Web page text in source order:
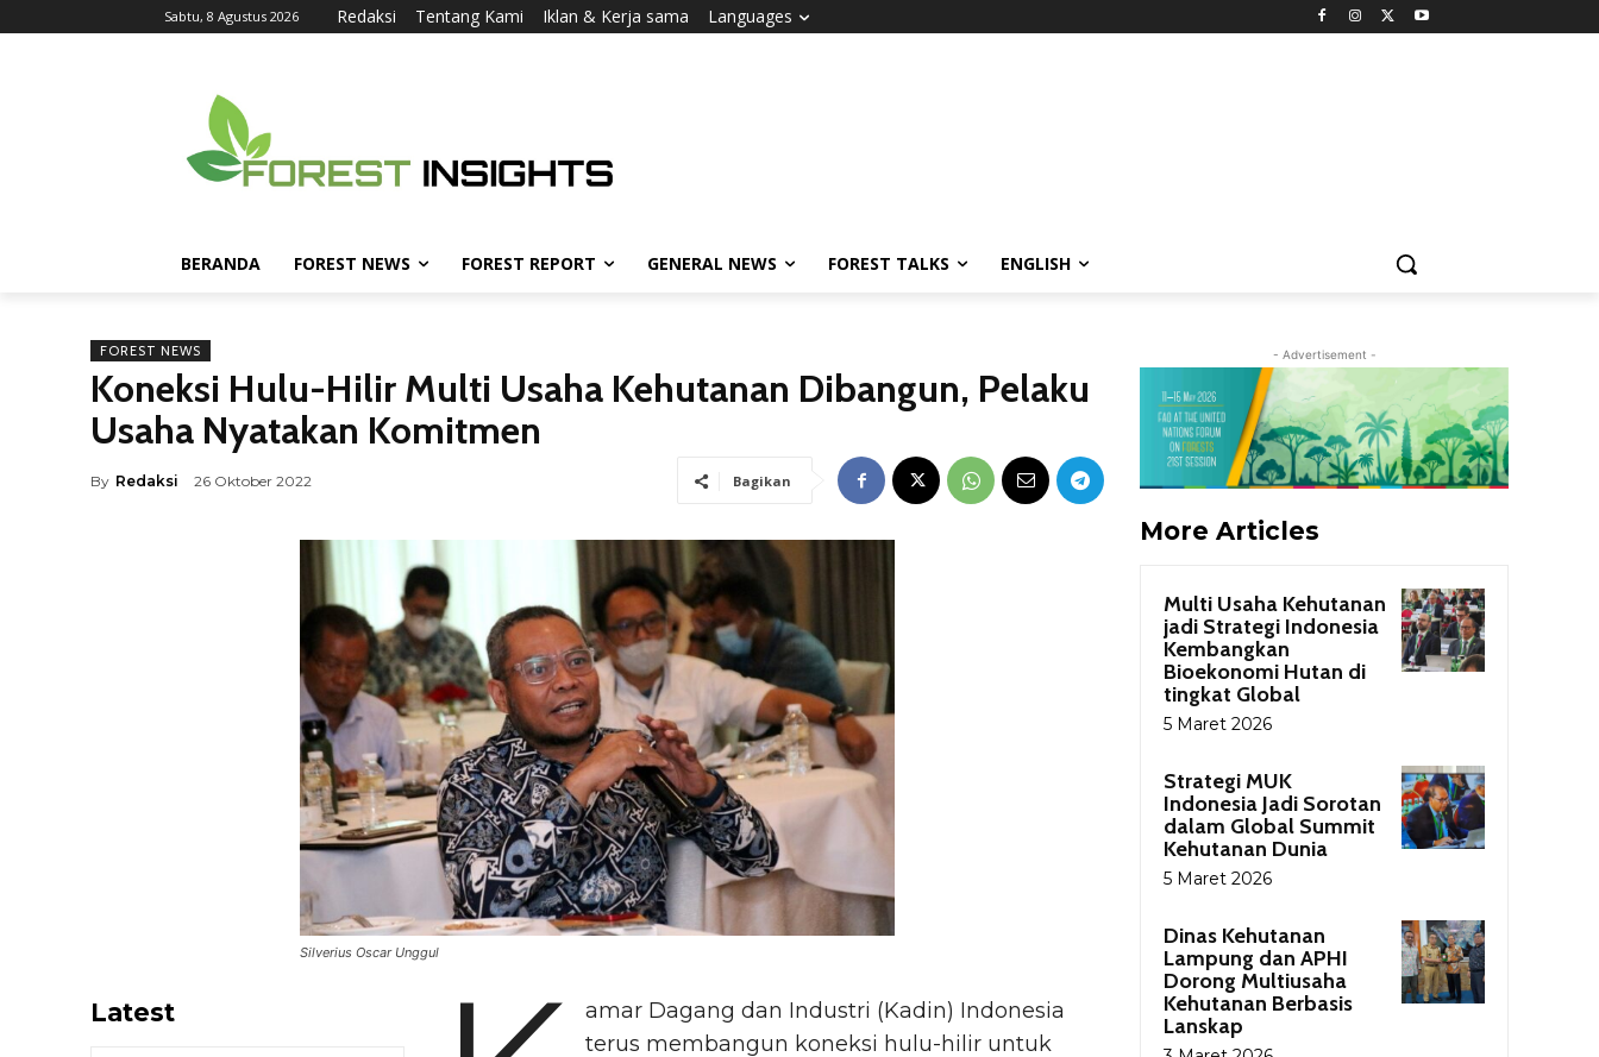
Sabtu, 8 Agustus 2026 Redaksi Tentang Kami Iklan & Kerja sama Languages
BERANDA FOREST NEWS FOREST REPORT GENERAL NEWS FOREST TALKS ENGLISH
FOREST NEWS
Koneksi Hulu-Hilir Multi Usaha Kehutanan Dibangun, Pelaku
Usaha Nyatakan Komitmen
By Redaksi 26 Oktober 2022 Bagikan
Silverius Oscar Unggul
Latest
amar Dagang dan Industri (Kadin) Indonesia
terus membangun koneksi hulu-hilir untuk
- Advertisement -
More Articles
Multi Usaha Kehutanan
jadi Strategi Indonesia
Kembangkan
Bioekonomi Hutan di
tingkat Global
5 Maret 2026
Strategi MUK
Indonesia Jadi Sorotan
dalam Global Summit
Kehutanan Dunia
5 Maret 2026
Dinas Kehutanan
Lampung dan APHI
Dorong Multiusaha
Kehutanan Berbasis
Lanskap